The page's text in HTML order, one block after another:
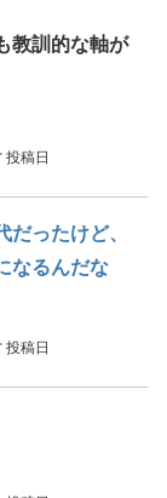
教訓的な軸が
投稿日
ったけど、
なるんだな
投稿日